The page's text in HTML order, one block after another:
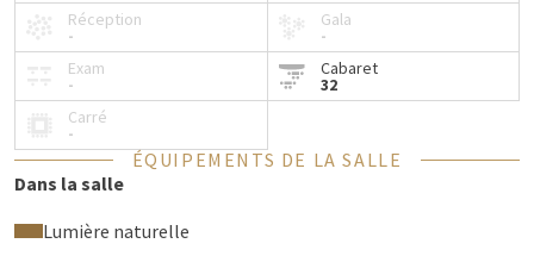
Réception
-
Gala
-
Exam
-
Cabaret
32
Carré
-
ÉQUIPEMENTS DE LA SALLE
Dans la salle
Lumière naturelle